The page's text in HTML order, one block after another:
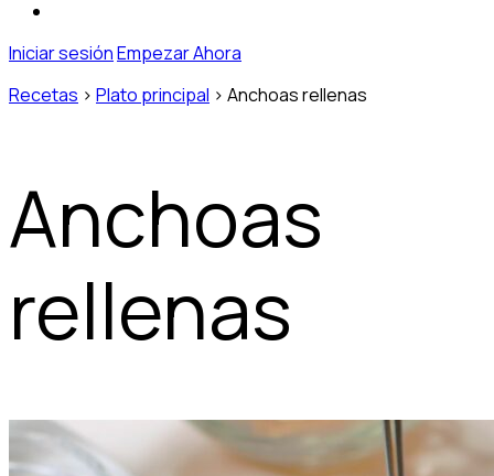
Iniciar sesiónEmpezar Ahora
Recetas > Plato principal > Anchoas rellenas
Anchoas
rellenas